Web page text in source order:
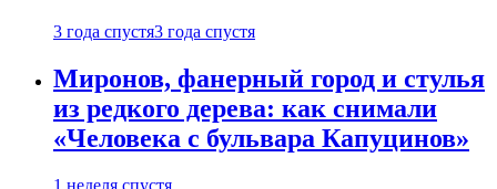
3 года спустя3 года спустя
Миронов, фанерный город и стулья
из редкого дерева: как снимали
«Человека с бульвара Капуцинов»
1 неделя спустя